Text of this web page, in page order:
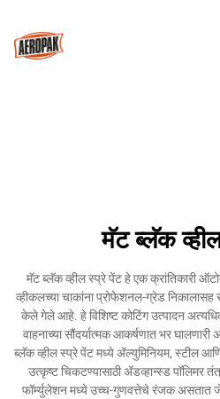
मॅट ब्लॅक
मॅट ब्लॅक व्हील स्प्रे पेंट हे एक क्रांतिकारी
व्हीकलच्या चाकांना प्रोफेशनल-ग्रेड निकालासह
केले गेले आहे. हे विशिष्ट कोटिंग उत्पादन
वाहनाच्या सौंदर्यात्मक आकर्षणात भर घालणारी
ब्लॅक व्हील स्प्रे पेंट मध्ये अ‍ॅल्युमिनियम, स्टील
उत्कृष्ट चिकटण्यासाठी अ‍ॅडव्हान्स्ड पॉलिमर
फॉर्म्युलेशन मध्ये उच्च-गुणवत्तेचे रंजक असतात